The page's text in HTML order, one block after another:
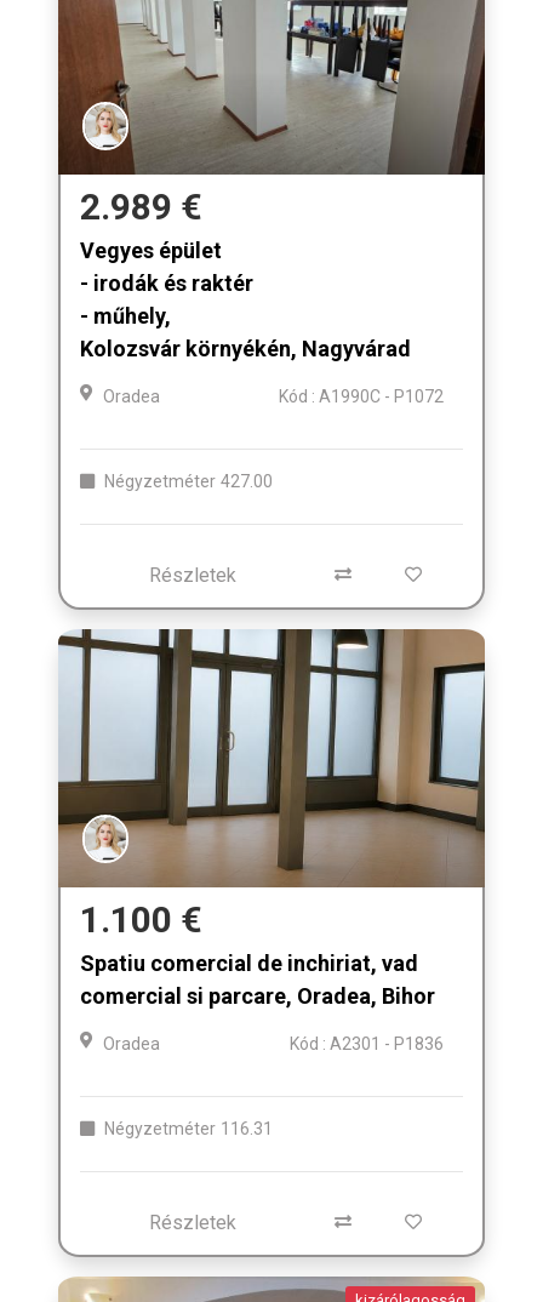
2.989 €
Vegyes épület
- irodák és raktér
- műhely,
Kolozsvár környékén, Nagyvárad
Oradea Kód : A1990C - P1072
Négyzetméter 427.00
Részletek
1.100 €
Spatiu comercial de inchiriat, vad
comercial si parcare, Oradea, Bihor
Oradea Kód : A2301 - P1836
Négyzetméter 116.31
Részletek